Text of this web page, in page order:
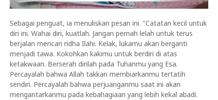
Sebagai penguat, ia menuliskan pesan ini. "Catatan kecil untuk
diri ini. Wahai diri, kuatlah. Jangan pernah lelah untuk terus
berjalan mencari ridha Ilahi. Kelak, lukamu akan berganti
menjadi tawa. Kokohkan kakimu untuk berdiri di atas
ketakwaan. Berserah dirilah pada Tuhanmu yang Esa.
Percayalah bahwa Allah takkan membiarkanmu tertatih
sendiri. Percayalah bahwa perjuanganmu saat ini akan
mengantarkanmu pada kebahagiaan yang lebih kekal abadi.